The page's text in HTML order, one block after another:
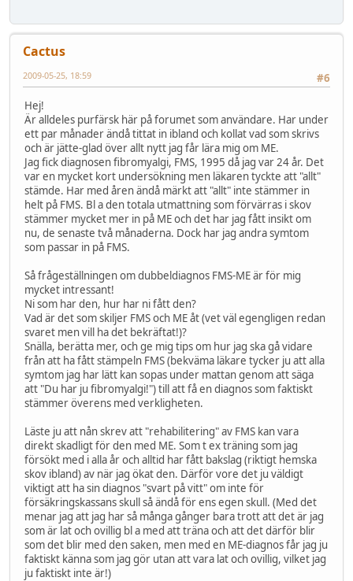
Cactus
#6
2009-05-25, 18:59
Hej!
Är alldeles purfärsk här på forumet som användare. Har under
ett par månader ändå tittat in ibland och kollat vad som skrivs
och är jätte-glad över allt nytt jag får lära mig om ME.
Jag fick diagnosen fibromyalgi, FMS, 1995 då jag var 24 år. Det
var en mycket kort undersökning men läkaren tyckte att "allt"
stämde. Har med åren ändå märkt att "allt" inte stämmer in
helt på FMS. Bl a den totala utmattning som förvärras i skov
stämmer mycket mer in på ME och det har jag fått insikt om
nu, de senaste två månaderna. Dock har jag andra symtom
som passar in på FMS.
Så frågeställningen om dubbeldiagnos FMS-ME är för mig
mycket intressant!
Ni som har den, hur har ni fått den?
Vad är det som skiljer FMS och ME åt (vet väl egengligen redan
svaret men vill ha det bekräftat!)?
Snälla, berätta mer, och ge mig tips om hur jag ska gå vidare
från att ha fått stämpeln FMS (bekväma läkare tycker ju att alla
symtom jag har lätt kan sopas under mattan genom att säga
att "Du har ju fibromyalgi!") till att få en diagnos som faktiskt
stämmer överens med verkligheten.
Läste ju att nån skrev att "rehabilitering" av FMS kan vara
direkt skadligt för den med ME. Som t ex träning som jag
försökt med i alla år och alltid har fått bakslag (riktigt hemska
skov ibland) av när jag ökat den. Därför vore det ju väldigt
viktigt att ha sin diagnos "svart på vitt" om inte för
försäkringskassans skull så ändå för ens egen skull. (Med det
menar jag att jag har så många gånger bara trott att det är jag
som är lat och ovillig bl a med att träna och att det därför blir
som det blir med den saken, men med en ME-diagnos får jag ju
faktiskt känna som jag gör utan att vara lat och ovillig, vilket jag
ju faktiskt inte är!)